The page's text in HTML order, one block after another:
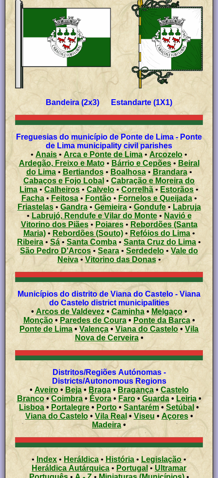
Bandeira (2x3) Estandarte (1X1)
Freguesias do município de Ponte de Lima - Ponte
de Lima municipality civil parishes
• Anais •Arca e Ponte de Lima • Arcozelo •
Ardegão, Freixo e Mato•Bárrio e Cepões• Beiral
do Lima• Bertiandos•Boalhosa• Brandara•
Cabaços e Fojo Lobal • Cabração e Moreira do
Lima • Calheiros• Calvelo • Correlhã• Estorãos •
Facha• Feitosa• Fontão•Fornelos e Queijada•
Friastelas• Gandra• Gemieira• Gondufe • Labruja
• Labrujó, Rendufe e Vilar do Monte• Navió e
Vitorino dos Piães• Poiares• Rebordões (Santa
Maria)• Rebordões (Souto)• Refóios do Lima•
Ribeira • Sá • Santa Comba • Santa Cruz do Lima •
São Pedro D'Arcos • Seara • Serdedelo • Vale do
Neiva• Vitorino das Donas•
Municípios do distrito de Viana do Castelo - Viana
do Castelo district municipalities
• Arcos de Valdevez•Caminha• Melgaço•
Monção• Paredes de Coura• Ponte da Barca•
Ponte de Lima • Valença • Viana do Castelo • Vila
Nova de Cerveira•
Distritos/Regiões Autónomas -
Districts/Autonomous Regions
• Aveiro• Beja• Braga• Bragança• Castelo
Branco•Coimbra•Évora• Faro• Guarda•Leiria•
Lisboa • Portalegre • Porto • Santarém• Setúbal •
Viana do Castelo• Vila Real •Viseu • Açores •
Madeira •
• Index • Heráldica • História • Legislação •
Heráldica Autárquica • Portugal• Ultramar